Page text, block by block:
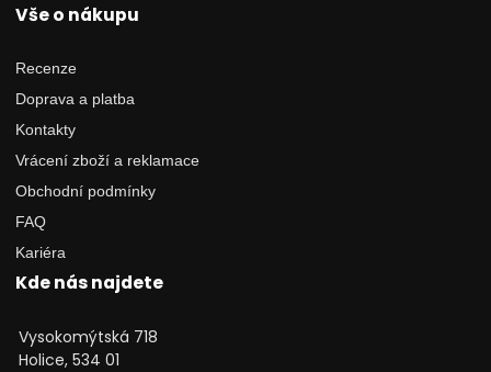
Vše o nákupu
Recenze
Doprava a platba
Kontakty
Vrácení zboží a reklamace
Obchodní podmínky
FAQ
Kariéra
Kde nás najdete
Vysokomýtská 718
Holice, 534 01